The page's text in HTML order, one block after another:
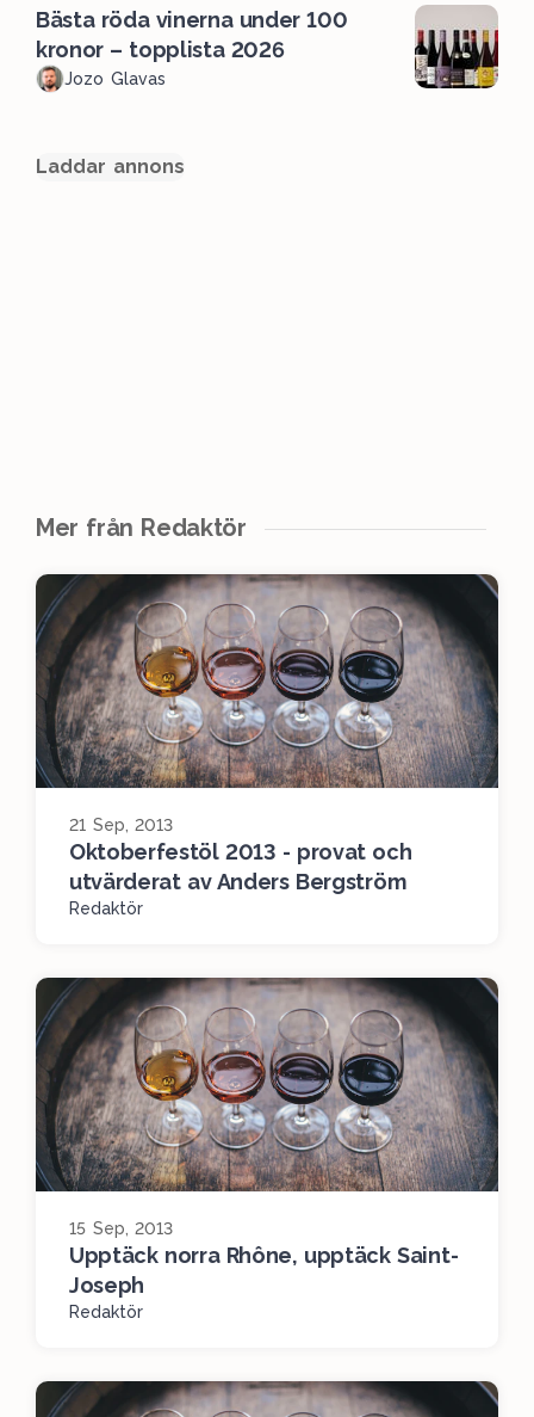
Bästa röda vinerna under 100
kronor – topplista 2026
Jozo Glavas
Laddar annons
Mer från Redaktör
21 Sep, 2013
Oktoberfestöl 2013 - provat och
utvärderat av Anders Bergström
Redaktör
15 Sep, 2013
Upptäck norra Rhône, upptäck Saint-
Joseph
Redaktör